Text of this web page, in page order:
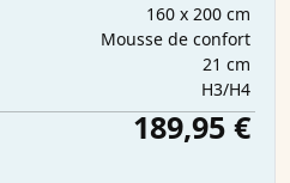
160 x 200 cm
Mousse de confort
21 cm
H3/H4
189,95 €